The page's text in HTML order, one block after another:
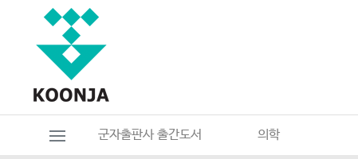
군자출판사 출간도서 의학